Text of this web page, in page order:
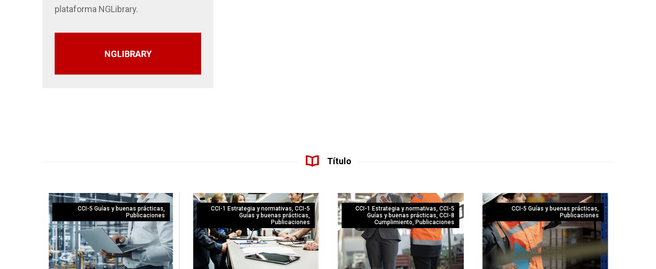
plataforma NGLibrary.
NGLIBRARY
Título
CCI-5 Guías y buenas prácticas,
Publicaciones
CCI-1 Estrategia y normativas, CCI-5
Guías y buenas prácticas,
Publicaciones
CCI-1 Estrategia y normativas, CCI-5
Guías y buenas prácticas, CCI-8
Cumplimiento, Publicaciones
CCI-5 Guías y buenas prácticas,
Publicaciones